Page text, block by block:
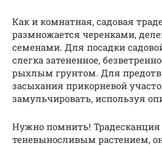
Как и комнатная, садовая
размножается черенками,
семенами. Для посадки
слегка затененное,
рыхлым грунтом. Для
засыхания прикорневой
замульчировать, используя
Нужно помнить! Традесканция
теневыносливым растением,